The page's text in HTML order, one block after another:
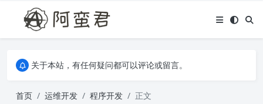
关于本站，有任何疑问都可以评论或留言。
关于本站，有任何疑问都可以评论或留言。
首页
运维开发 程序开发 正文